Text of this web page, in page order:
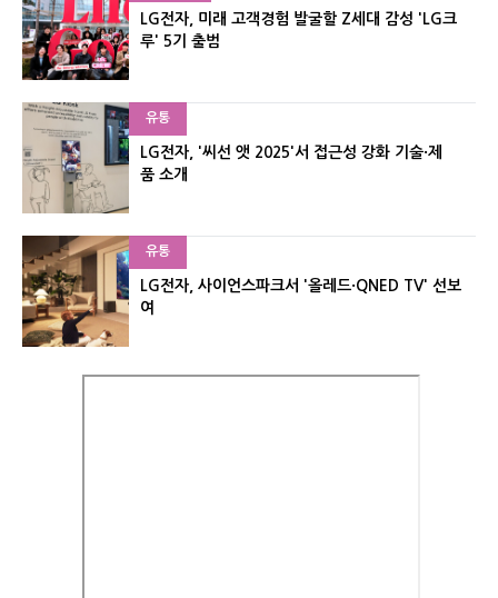
LG전자, 미래 고객경험 발굴할 Z세대 감성 'LG크
루' 5기 출범
유통
LG전자, '씨선 앳 2025'서 접근성 강화 기술·제
품 소개
유통
LG전자, 사이언스파크서 '올레드·QNED TV' 선보
여